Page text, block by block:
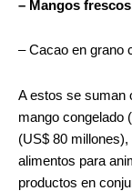
– Mangos
– Cacao en grano
A estos se suman
mango congelado
(US$ 80
alimentos para
productos en